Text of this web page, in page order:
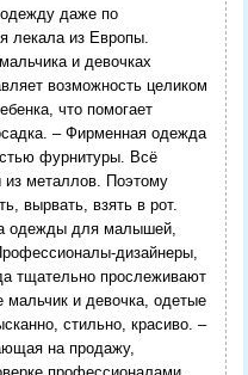
одежду даже по
лекала из Европы.
и девочках
возможность целиком
что помогает
– Фирменная одежда
фурнитуры. Всё
из металлов. Поэтому
вырвать, взять в рот.
одежды для малышей,
дизайнеры,
тщательно прослеживают
и девочка, одетые
стильно, красиво. –
на продажу,